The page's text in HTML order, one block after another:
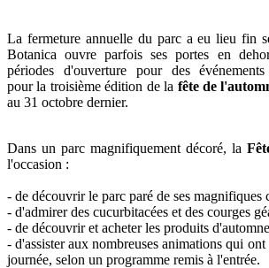
La fermeture annuelle du parc a eu lieu fin
Botanica ouvre parfois ses portes en
périodes d'ouverture pour des
pourla troisième édition de la fête de
au 31 octobre dernier.
Dans un parc magnifiquement décoré, la
l'occasion :
- de découvrir le parc paré de ses magnifiques
- d'admirer des cucurbitacées et des courges
- de découvrir et acheter les produits
- d'assister auxnombreuses animations qui
journée, selon un programme remis à l'entrée.